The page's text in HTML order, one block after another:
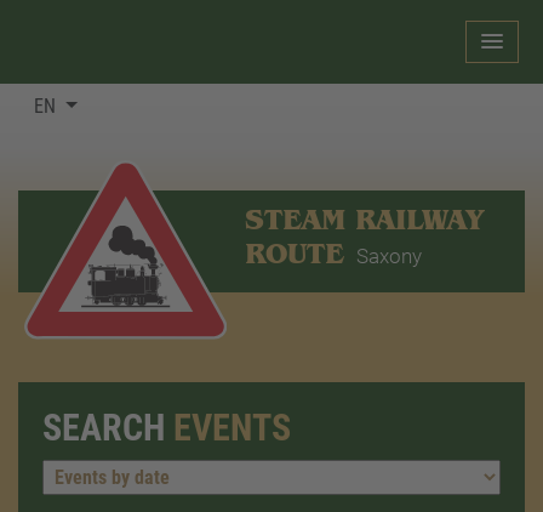
EN
STEAM RAILWAY
ROUTE Saxony
SEARCH EVENTS